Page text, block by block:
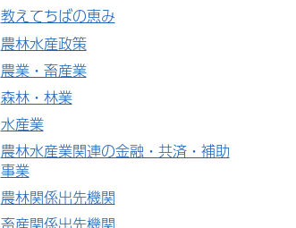
教えてちばの恵み
農林水産政策
農業・畜産業
森林・林業
水産業
農林水産業関連の金融・共済・補助
事業
農林関係出先機関